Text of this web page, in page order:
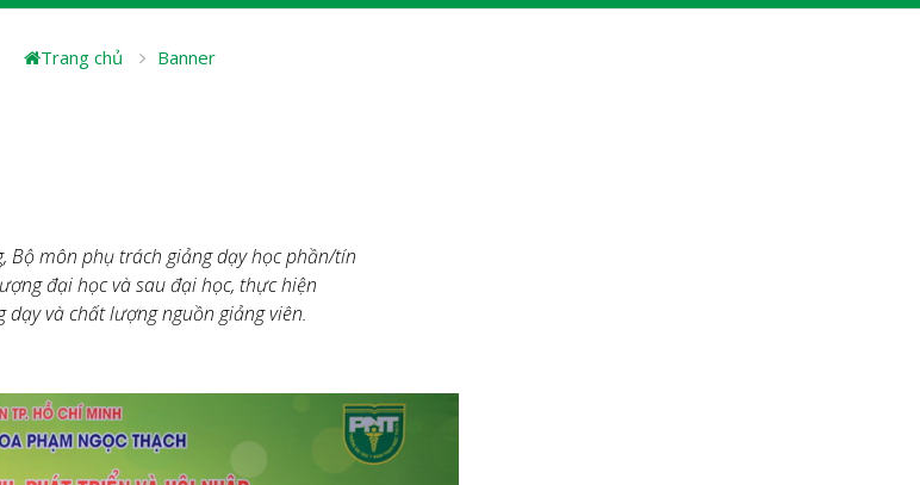
Trang chủ Banner
môn phụ trách giảng dạy học phần/tín
đại học và sau đại học, thực hiện
và chất lượng nguồn giảng viên.